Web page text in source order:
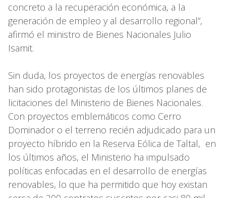
concreto a la recuperación económica, a la
generación de empleo y al desarrollo regional”,
afirmó el ministro de Bienes Nacionales Julio
Isamit.
Sin duda, los proyectos de energías renovables
han sido protagonistas de los últimos planes de
licitaciones del Ministerio de Bienes Nacionales.
Con proyectos emblemáticos como Cerro
Dominador o el terreno recién adjudicado para un
proyecto híbrido en la Reserva Eólica de Taltal, en
los últimos años, el Ministerio ha impulsado
políticas enfocadas en el desarrollo de energías
renovables, lo que ha permitido que hoy existan